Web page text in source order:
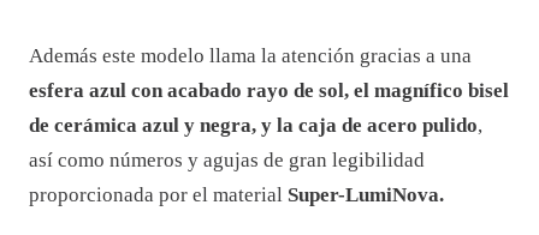
Además este modelo llama la atención gracias a una
esfera azul con acabado rayo de sol, el magnífico bisel
de cerámica azul y negra, y la caja de acero pulido,
así como números y agujas de gran legibilidad
proporcionada por el material Super-LumiNova.